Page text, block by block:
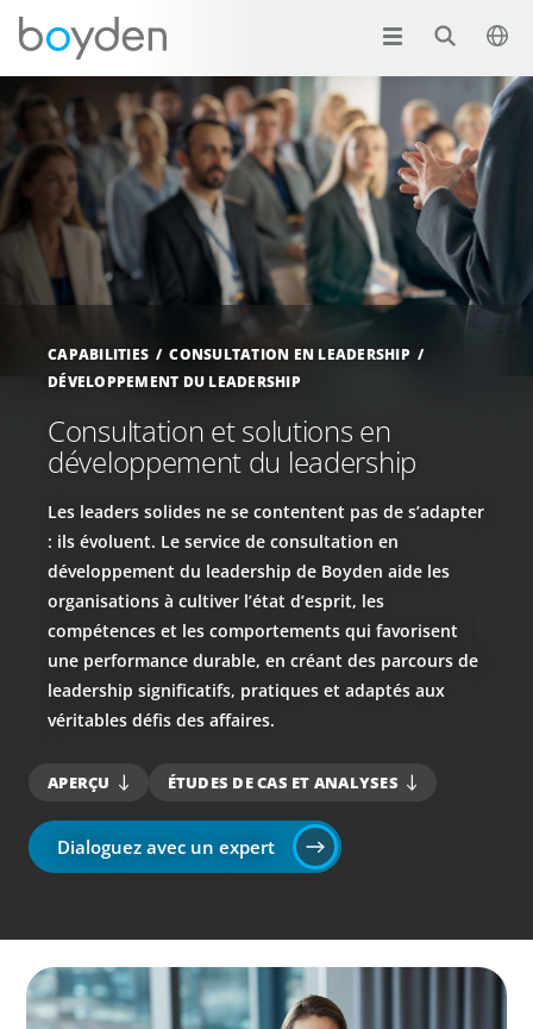
CAPABILITIES
CONSULTATION EN LEADERSHIP
DÉVELOPPEMENT DU LEADERSHIP
Consultation et solutions en
développement du leadership
Les leaders solides ne se contentent pas de s’adapter
: ils évoluent. Le service de consultation en
développement du leadership de Boyden aide les
organisations à cultiver l’état d’esprit, les
compétences et les comportements qui favorisent
une performance durable, en créant des parcours de
leadership significatifs, pratiques et adaptés aux
véritables défis des affaires.
APERÇU ÉTUDES DE CAS ET ANALYSES
Dialoguez avec un expert